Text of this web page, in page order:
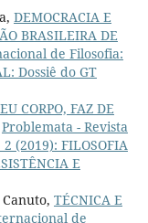
DEMOCRACIA E
BRASILEIRA DE
de Filosofia:
Dossiê do GT
CORPO, FAZ DE
Problemata - Revista
(2019): FILOSOFIA
E
TÉCNICA E
de